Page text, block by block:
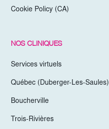
Cookie Policy (CA)
NOS CLINIQUES
Services virtuels
Québec (Duberger-Les-Saules)
Boucherville
Trois-Rivières